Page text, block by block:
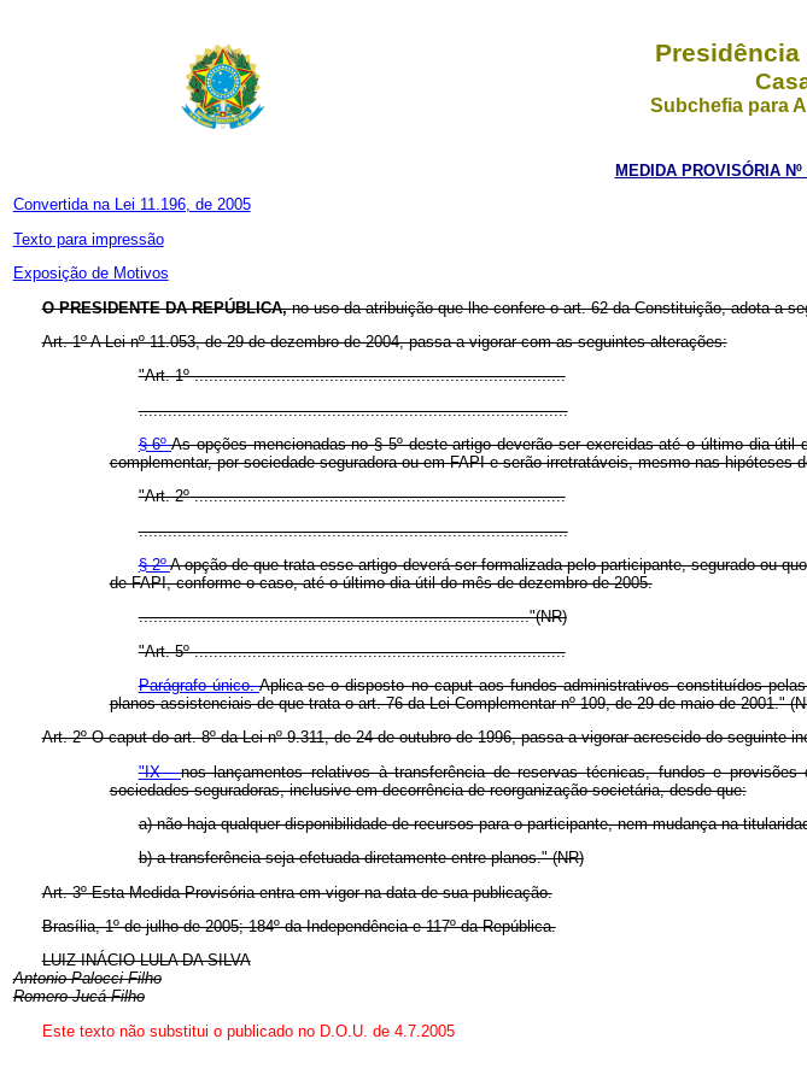
Subchefia para
MEDIDA PROVISÓRIA
Convertida na Lei 11.196, de 2005
Texto para impressão
Exposição de Motivos
O PRESIDENTE DA REPÚBLICA,no uso da atribuição que lhe confere o art. 62 da Constituição, adota a
Art. 1º A Lei nº 11.053, de 29 de dezembro de 2004, passa a vigorar com as seguintes alterações:
"Art. 1º .............................................................................
.........................................................................................
§ 6ºAs opções mencionadas no § 5º deste artigo deverão ser exercidas até o último dia
complementar, por sociedade seguradora ou em FAPI e serão irretratáveis, mesmo nas
"Art. 2º .............................................................................
.........................................................................................
§ 2ºA opção de que trata esse artigo deverá ser formalizada pelo participante, segurado ou
de FAPI, conforme o caso, até o último dia útil do mês de dezembro de 2005.
................................................................................."(NR)
"Art. 5º .............................................................................
Parágrafo único.Aplica-se o disposto no caput aos fundos administrativos constituídos
planos assistenciais de que trata o art. 76 da Lei Complementar nº 109, de 29 de maio de 2001."
Art. 2º O caput do art. 8º da Lei nº 9.311, de 24 de outubro de 1996, passa a vigorar acrescido do seguinte
"IX -nos lançamentos relativos à transferência de reservas técnicas, fundos e
sociedades seguradoras, inclusive em decorrência de reorganização societária, desde que:
a) não haja qualquer disponibilidade de recursos para o participante, nem mudança na
b) a transferência seja efetuada diretamente entre planos." (NR)
Art. 3º Esta Medida Provisória entra em vigor na data de sua publicação.
Brasília, 1º de julho de 2005; 184º da Independência e 117º da República.
LUIZ INÁCIO LULA DA SILVA
Antonio Palocci Filho
Romero Jucá Filho
Este texto não substitui o publicado no D.O.U. de 4.7.2005